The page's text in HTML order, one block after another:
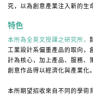
究，以為創意產業注入新的生
特色
本所為全英文授課之研究所，
工業設計系偏重產品的取向，
計為核心，加上產品、服務、
創意作品得以經濟化與產業化。
本所期望招收來自不同的學術